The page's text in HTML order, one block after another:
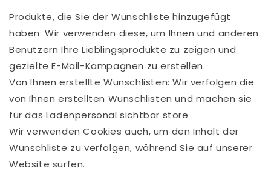
Produkte, die Sie der Wunschliste hinzugefügt
haben: Wir verwenden diese, um Ihnen und anderen
Benutzern Ihre Lieblingsprodukte zu zeigen und
gezielte E-Mail-Kampagnen zu erstellen.
Von Ihnen erstellte Wunschlisten: Wir verfolgen die
von Ihnen erstellten Wunschlisten und machen sie
für das Ladenpersonal sichtbar store
Wir verwenden Cookies auch, um den Inhalt der
Wunschliste zu verfolgen, während Sie auf unserer
Website surfen.